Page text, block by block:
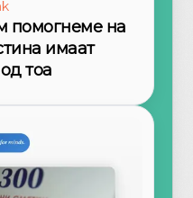
помогнеме на
имаат
тоа